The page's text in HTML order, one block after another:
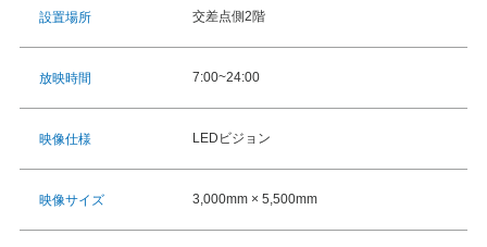
設置場所 交差点側2階
放映時間 7:00~24:00
映像仕様 LEDビジョン
映像サイズ 3,000mm × 5,500mm